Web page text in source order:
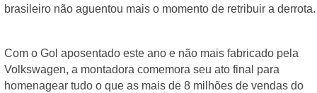
brasileiro não aguentou mais o momento de retribuir a derrota.
Com o Gol aposentado este ano e não mais fabricado pela
Volkswagen, a montadora comemora seu ato final para
homenagear tudo o que as mais de 8 milhões de vendas do